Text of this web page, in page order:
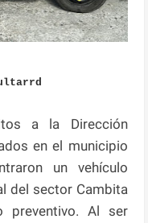
a la Dirección
en el municipio
un vehículo
del sector Cambita
preventivo. Al ser